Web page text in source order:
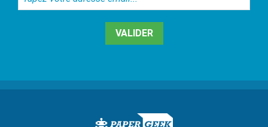
votre